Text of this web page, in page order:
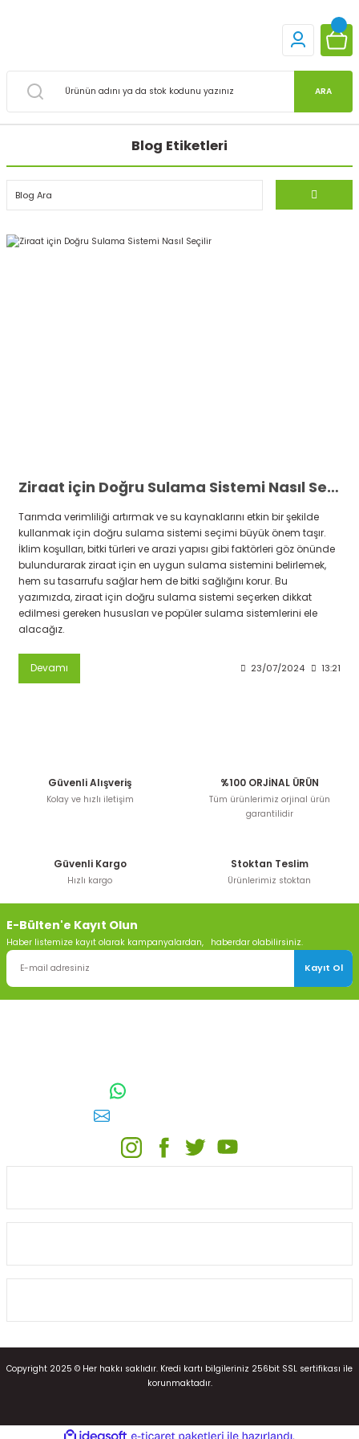
ARA
Blog Etiketleri
Ziraat için Doğru Sulama Sistemi Nasıl Seçilir
Tarımda verimliliği artırmak ve su kaynaklarını etkin bir şekilde
kullanmak için doğru sulama sistemi seçimi büyük önem taşır.
İklim koşulları, bitki türleri ve arazi yapısı gibi faktörleri göz önünde
bulundurarak ziraat için en uygun sulama sistemini belirlemek,
hem su tasarrufu sağlar hem de bitki sağlığını korur. Bu
yazımızda, ziraat için doğru sulama sistemi seçerken dikkat
edilmesi gereken hususları ve popüler sulama sistemlerini ele
alacağız.
Devamı 23/07/2024 13:21
Güvenli Alışveriş
Kolay ve hızlı iletişim
%100 ORJİNAL ÜRÜN
Tüm ürünlerimiz orjinal ürün
garantilidir
Güvenli Kargo
Hızlı kargo
Stoktan Teslim
Ürünlerimiz stoktan
E-Bülten'e Kayıt Olun
Haber listemize kayıt olarak kampanyalardan, haberdar olabilirsiniz.
Kayıt Ol
Copyright 2025 © Her hakkı saklıdır. Kredi kartı bilgileriniz 256bit SSL sertifikası ile
korunmaktadır.
ideasoft e-